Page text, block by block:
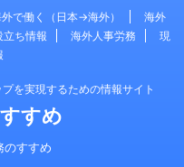
で働く（日本→海外）
海外
立ち情報 海外人事労務
現
を実現するための情報サイト
すめ
すすめ